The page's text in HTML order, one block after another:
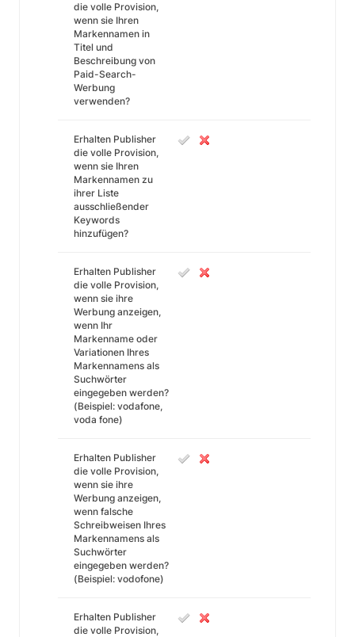
die volle Provision,
wenn sie Ihren
Markennamen in
Titel und
Beschreibung von
Paid-Search-
Werbung
verwenden?
Erhalten Publisher
die volle Provision,
wenn sie Ihren
Markennamen zu
ihrer Liste
ausschließender
Keywords
hinzufügen?
Erhalten Publisher
die volle Provision,
wenn sie ihre
Werbung anzeigen,
wenn Ihr
Markenname oder
Variationen Ihres
Markennamens als
Suchwörter
eingegeben werden?
(Beispiel: vodafone,
voda fone)
Erhalten Publisher
die volle Provision,
wenn sie ihre
Werbung anzeigen,
wenn falsche
Schreibweisen Ihres
Markennamens als
Suchwörter
eingegeben werden?
(Beispiel: vodofone)
Erhalten Publisher
die volle Provision,